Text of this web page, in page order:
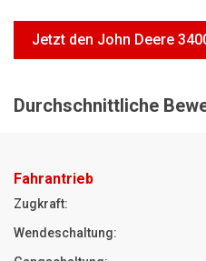
Jetzt
Jetzt den John Deere
Durchschnittliche
Fahrantrieb
Zugkraft:
Wendeschaltung: